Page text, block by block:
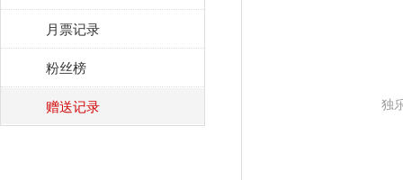
月票记录
粉丝榜
赠送记录 独